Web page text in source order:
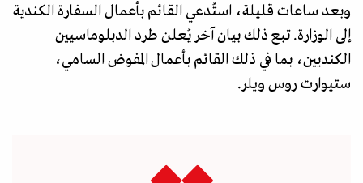
وبعد ساعات قليلة، استُدعي القائم بأعمال السفارة الكندية
إلى الوزارة. تبع ذلك بيان آخر يُعلن طرد الدبلوماسيين
الكنديين، بما في ذلك القائم بأعمال المفوض السامي،
ستيوارت روس ويلر.